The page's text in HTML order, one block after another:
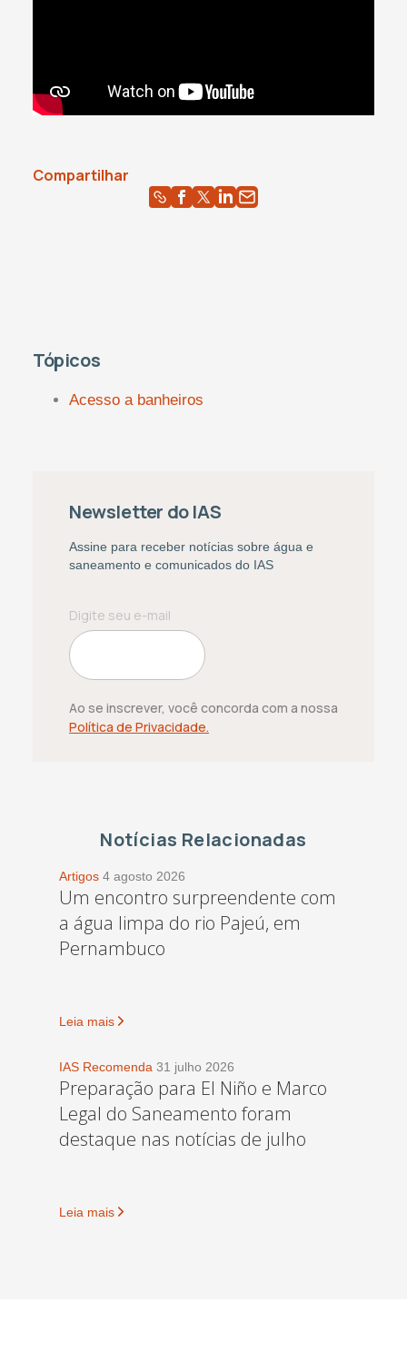
Compartilhar
Tópicos
Acesso a banheiros
Newsletter do IAS
Assine para receber notícias sobre água e
saneamento e comunicados do IAS
Ao se inscrever, você concorda com a nossa
Política de Privacidade.
Notícias Relacionadas
Artigos 4 agosto 2026
Um encontro surpreendente com
a água limpa do rio Pajeú, em
Pernambuco
Leia mais
IAS Recomenda 31 julho 2026
Preparação para El Niño e Marco
Legal do Saneamento foram
destaque nas notícias de julho
Leia mais